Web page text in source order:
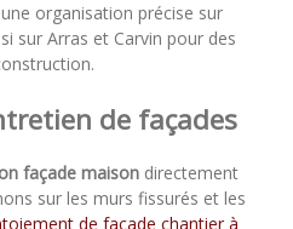
organisation précise sur
sur Arras et Carvin pour des
de façades
façade maison directement
sur les murs fissurés et les
de façade chantier à